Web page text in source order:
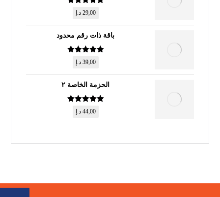
تم التقييم
من 5
29,00 د.إ
باقة ذات رقم محدود
تم التقييم
من 5
39,00 د.إ
الحزمة الخاصة ٢
تم التقييم
من 5
44,00 د.إ